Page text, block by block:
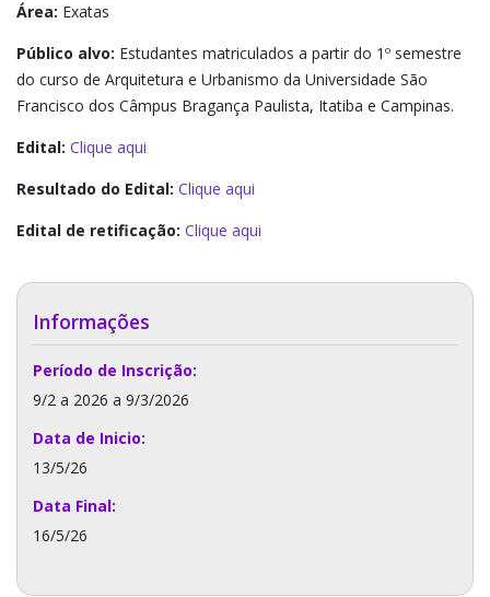
Área: Exatas
Público alvo: Estudantes matriculados a partir do 1º semestre
do curso de Arquitetura e Urbanismo da Universidade São
Francisco dos Câmpus Bragança Paulista, Itatiba e Campinas.
Edital: Clique aqui
Resultado do Edital: Clique aqui
Edital de retificação: Clique aqui
Informações
Período de Inscrição:
9/2 a 2026 a 9/3/2026
Data de Inicio:
13/5/26
Data Final:
16/5/26